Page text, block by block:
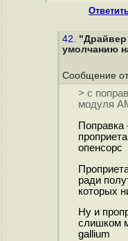
42. "Драйвер
умолчанию
Сообщение
> с
модуля
Поправка
опенсорс
ради
которых
Ну и
слишком
gallium